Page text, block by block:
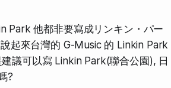
Park 他都非要寫成リンキン・パー
起來台灣的 G-Music 的 Linkin Park
議可以寫 Linkin Park(聯合公園), 日
?